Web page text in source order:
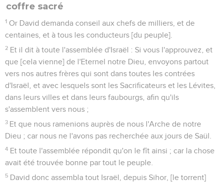
coffre sacré
1 Or David demanda conseil aux chefs de milliers, et de
centaines, et à tous les conducteurs [du peuple].
2 Et il dit à toute l'assemblée d'Israël : Si vous l'approuvez, et
que [cela vienne] de l'Eternel notre Dieu, envoyons partout
vers nos autres frères qui sont dans toutes les contrées
d'Israël, et avec lesquels sont les Sacrificateurs et les Lévites,
dans leurs villes et dans leurs faubourgs, afin qu'ils
s'assemblent vers nous ;
3 Et que nous ramenions auprès de nous l'Arche de notre
Dieu ; car nous ne l'avons pas recherchée aux jours de Saül.
4 Et toute l'assemblée répondit qu'on le fît ainsi ; car la chose
avait été trouvée bonne par tout le peuple.
5 David donc assembla tout Israël, depuis Sihor, [le torrent]